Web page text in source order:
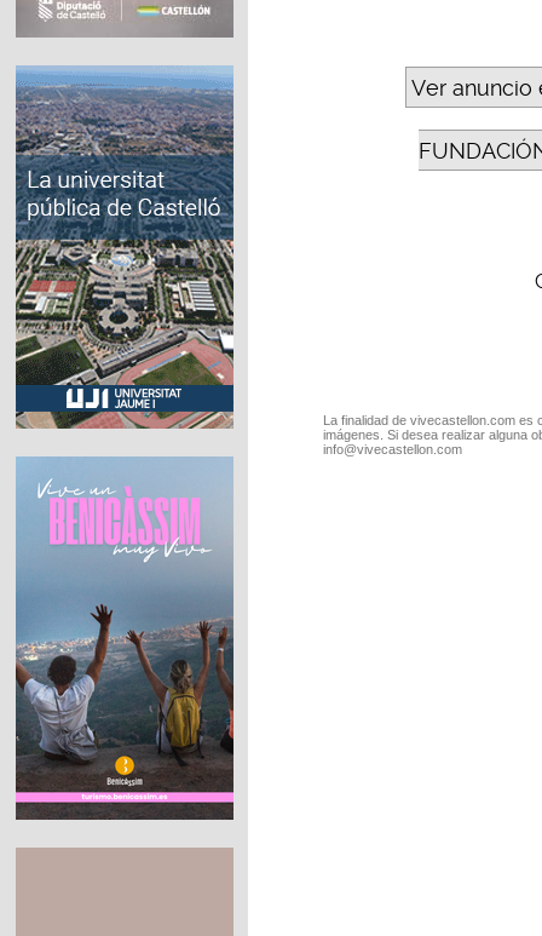
Ver anuncio
La finalidad de vivecastellon.com
imágenes. Si desea realizar alguna
info@vivecastellon.com